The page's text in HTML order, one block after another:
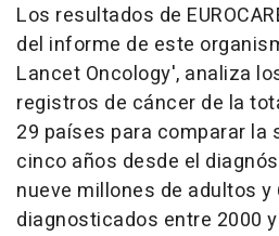
Los resultados de
del informe de este
Lancet Oncology', analiza
registros de cáncer de la
29 países para comparar la
cinco años desde el
nueve millones de adultos y
diagnosticados entre 2000